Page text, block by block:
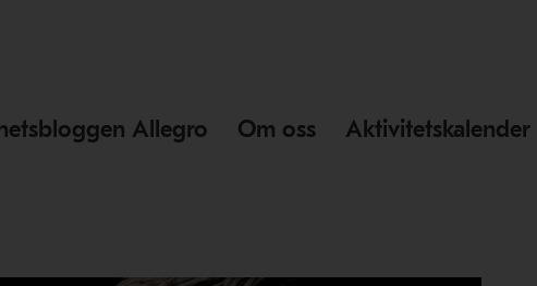
Allegro Om oss Aktivitetskalender